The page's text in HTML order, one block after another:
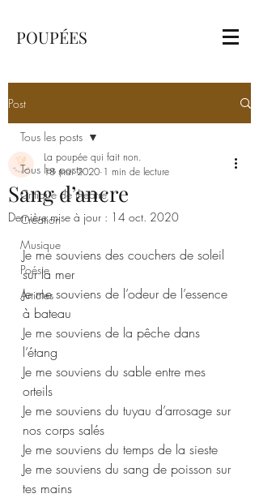
POUPÉES
Post
Tous les posts
Critique de théâtre
Création
Musique
Poésie
Articles
Tous les posts
Sang d’ancre
La poupée qui fait non.
18 mai 2020 1 min de lecture
Dernière mise à jour : 14 oct. 2020
Je me souviens des couchers de soleil
sur la mer
Je me souviens de l’odeur de l’essence
à bateau
Je me souviens de la pêche dans
l’étang
Je me souviens du sable entre mes
orteils
Je me souviens du tuyau d’arrosage sur
nos corps salés
Je me souviens du temps de la sieste
Je me souviens du sang de poisson sur
tes mains